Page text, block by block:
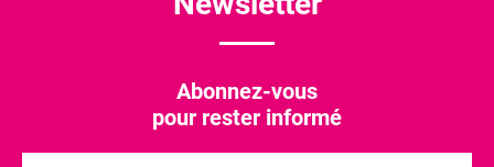
Abonnez-vous
pour rester informé